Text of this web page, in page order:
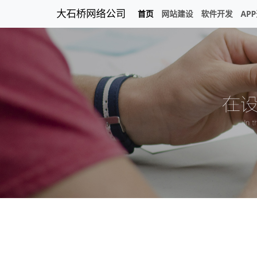
大石桥网络公司 首页 网站建设 软件开发